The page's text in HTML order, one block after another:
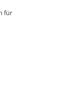
für